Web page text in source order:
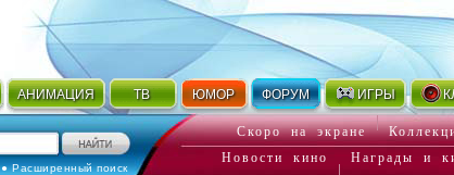
АНИМАЦИЯ ТВ ЮМОР ФОРУМ ИГРЫ
● Расширенный поиск
Скоро на экране
Новости кино
Награды и